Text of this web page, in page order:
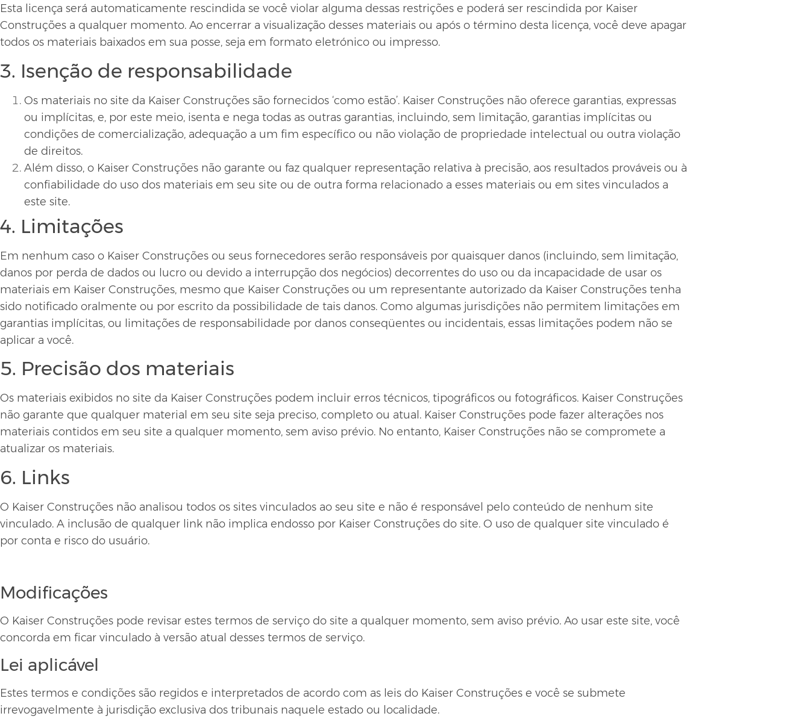
Esta licença será automaticamente rescindida se você violar alguma dessas restrições e poderá ser rescindida por Kaiser
Construções a qualquer momento. Ao encerrar a visualização desses materiais ou após o término desta licença, você deve apagar
todos os materiais baixados em sua posse, seja em formato eletrónico ou impresso.
3. Isenção de responsabilidade
Os materiais no site da Kaiser Construções são fornecidos ‘como estão’. Kaiser Construções não oferece garantias, expressas
ou implícitas, e, por este meio, isenta e nega todas as outras garantias, incluindo, sem limitação, garantias implícitas ou
condições de comercialização, adequação a um fim específico ou não violação de propriedade intelectual ou outra violação
de direitos.
Além disso, o Kaiser Construções não garante ou faz qualquer representação relativa à precisão, aos resultados prováveis ​​ou à
confiabilidade do uso dos materiais em seu site ou de outra forma relacionado a esses materiais ou em sites vinculados a
este site.
4. Limitações
Em nenhum caso o Kaiser Construções ou seus fornecedores serão responsáveis ​​por quaisquer danos (incluindo, sem limitação,
danos por perda de dados ou lucro ou devido a interrupção dos negócios) decorrentes do uso ou da incapacidade de usar os
materiais em Kaiser Construções, mesmo que Kaiser Construções ou um representante autorizado da Kaiser Construções tenha
sido notificado oralmente ou por escrito da possibilidade de tais danos. Como algumas jurisdições não permitem limitações em
garantias implícitas, ou limitações de responsabilidade por danos conseqüentes ou incidentais, essas limitações podem não se
aplicar a você.
5. Precisão dos materiais
Os materiais exibidos no site da Kaiser Construções podem incluir erros técnicos, tipográficos ou fotográficos. Kaiser Construções
não garante que qualquer material em seu site seja preciso, completo ou atual. Kaiser Construções pode fazer alterações nos
materiais contidos em seu site a qualquer momento, sem aviso prévio. No entanto, Kaiser Construções não se compromete a
atualizar os materiais.
6. Links
O Kaiser Construções não analisou todos os sites vinculados ao seu site e não é responsável pelo conteúdo de nenhum site
vinculado. A inclusão de qualquer link não implica endosso por Kaiser Construções do site. O uso de qualquer site vinculado é
por conta e risco do usuário.
Modificações
O Kaiser Construções pode revisar estes termos de serviço do site a qualquer momento, sem aviso prévio. Ao usar este site, você
concorda em ficar vinculado à versão atual desses termos de serviço.
Lei aplicável
Estes termos e condições são regidos e interpretados de acordo com as leis do Kaiser Construções e você se submete
irrevogavelmente à jurisdição exclusiva dos tribunais naquele estado ou localidade.